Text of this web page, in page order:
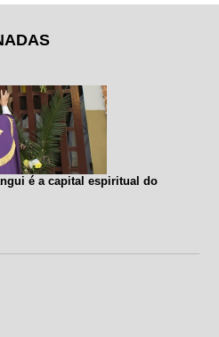
é a capital espiritual do